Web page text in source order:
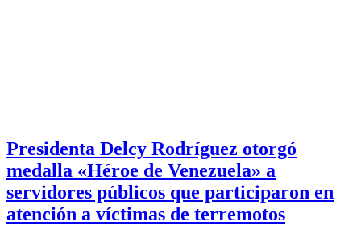
Presidenta Delcy Rodríguez otorgó
medalla «Héroe de Venezuela» a
servidores públicos que participaron en
atención a víctimas de terremotos